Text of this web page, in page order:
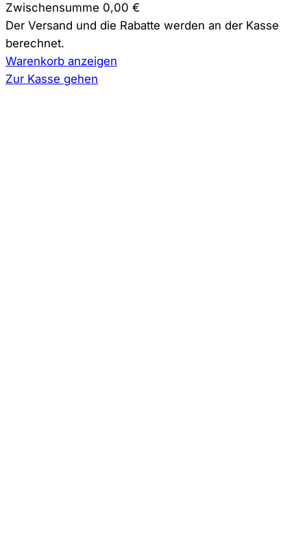
Produkte
im
Warenkorb
Zwischensumme 0,00 €
Der Versand und die Rabatte werden an der Kasse
berechnet.
Warenkorb anzeigen
Zur Kasse gehen